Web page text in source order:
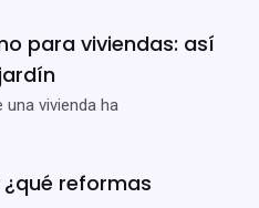
para viviendas: así
una vivienda ha
¿qué reformas